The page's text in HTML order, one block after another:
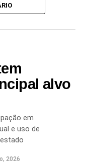
CELEBRIDADES
DEOLANE
alvo
em
e uso de
2026